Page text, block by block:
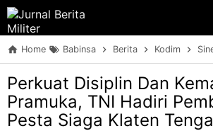
Home Babinsa Berita Kodim
Perkuat Disiplin Dan
Pramuka, TNI Hadiri
Pesta Siaga Klaten